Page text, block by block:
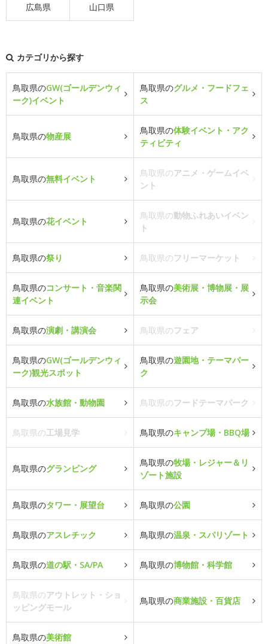
広島県 山口県
カテゴリから探す
鳥取県のGW(ゴールデンウィ
ーク)イベント
鳥取県のグルメ・フードフェ
ス
鳥取県の物産展
鳥取県の体験イベント・アク
ティビティ
鳥取県の無料イベント
鳥取県のアニメ・ゲームイベ
ント
鳥取県の花イベント
鳥取県の動物ふれあいイベン
ト
鳥取県の祭り 鳥取県のフリーマーケット
鳥取県のコンサート・音楽関
連イベント
鳥取県の美術展・博物展・展
示会
鳥取県の演劇・講演会 鳥取県のフェア
鳥取県のGW(ゴールデンウィ
ーク)観光スポット
鳥取県の遊園地・テーマパー
ク
鳥取県の水族館・動物園 鳥取県のフードテーマパーク
鳥取県の工場見学 鳥取県のキャンプ場・BBQ場
鳥取県のグランピング
鳥取県の牧場・レジャー＆リ
ゾート施設
鳥取県のタワー・展望台 鳥取県の公園
鳥取県のアスレチック 鳥取県の温泉・スパリゾート
鳥取県の道の駅・SA/PA 鳥取県の博物館・科学館
鳥取県のアウトレット・ショ
ッピングモール
鳥取県の商業施設・百貨店
鳥取県の美術館